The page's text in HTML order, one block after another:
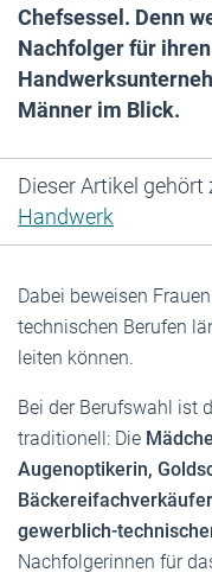
Chefsessel. Denn
Nachfolger für
Männer im Blick.
Dieser Artikel
Handwerk
Dabei beweisen
technischen Berufen
leiten können.
Bei der Berufswahl ist
traditionell: Die
Augenoptikerin,
gewerblich-
Nachfolgerinnen für